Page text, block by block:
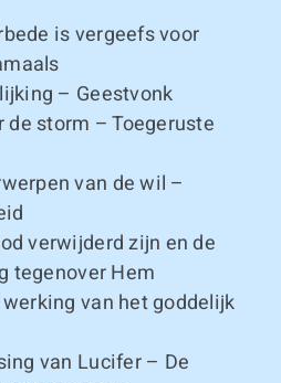
is vergeefs voor
– Geestvonk
de storm – Toegeruste
van de wil –
verwijderd zijn en de
tegenover Hem
van het goddelijk
van Lucifer – De